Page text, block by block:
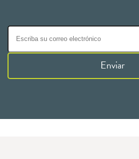
Enviar